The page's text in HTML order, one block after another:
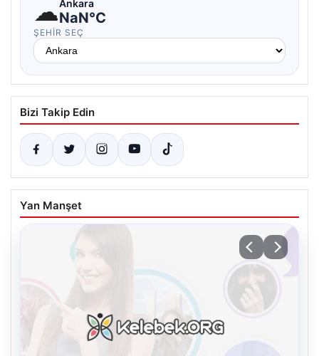
☁Ankara
NaN°C
ŞEHIR SEÇ
Bizi Takip Edin
Yan Manşet